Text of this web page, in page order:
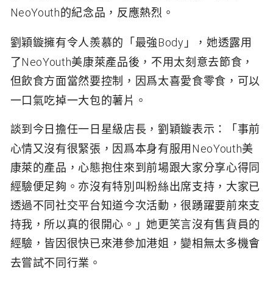
NeoYouth 的紀念品，反應熱烈。
劉穎鏇擁有令人羨慕的「最強Body 」，她透露用
了NeoYouth美康萊產品後，不用太刻意去節食，
但飲食方面當然要控制，因爲太喜愛食零食，可以
一口氣吃掉一大包的薯片。
談到今日擔任一日星級店長，劉穎鏇表示：「事前
心情又沒有很緊張，因爲本身有服用 NeoYouth美
康萊的產品，心態抱住來到前場跟大家分享心得同
經驗便足夠。亦沒有特別叫粉絲出席支持，大家已
透過不同社交平台知道今次活動，很踴躍要前來支
持我，所以真的很開心。」她更笑言沒有售貨員的
經驗，皆因很快已來港參加港姐，變相無太多機會
去嘗試不同行業。